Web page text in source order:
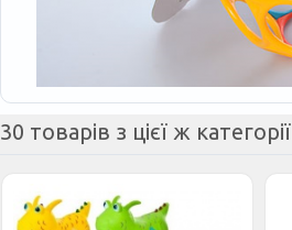
30 товарів з цієї ж категорії